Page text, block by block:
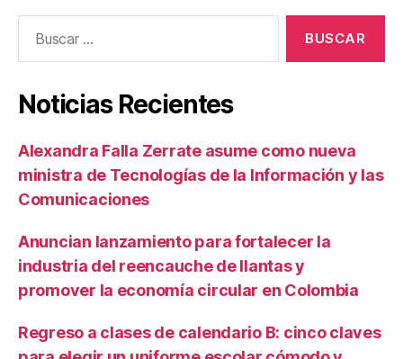
Noticias Recientes
Alexandra Falla Zerrate asume como nueva
ministra de Tecnologías de la Información y las
Comunicaciones
Anuncian lanzamiento para fortalecer la
industria del reencauche de llantas y
promover la economía circular en Colombia
Regreso a clases de calendario B: cinco claves